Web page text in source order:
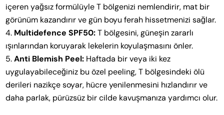
içeren yağsız formülüyle T bölgenizi nemlendirir, mat bir
görünüm kazandırır ve gün boyu ferah hissetmenizi sağlar.
Multidefence SPF50:T bölgesini, güneşin zararlı
ışınlarından koruyarak lekelerin koyulaşmasını önler.
Anti Blemish Peel: Haftada bir veya iki kez
uygulayabileceğiniz bu özel peeling, T bölgesindeki ölü
derileri nazikçe soyar, hücre yenilenmesini hızlandırır ve
daha parlak, pürüzsüz bir cilde kavuşmanıza yardımcı olur.